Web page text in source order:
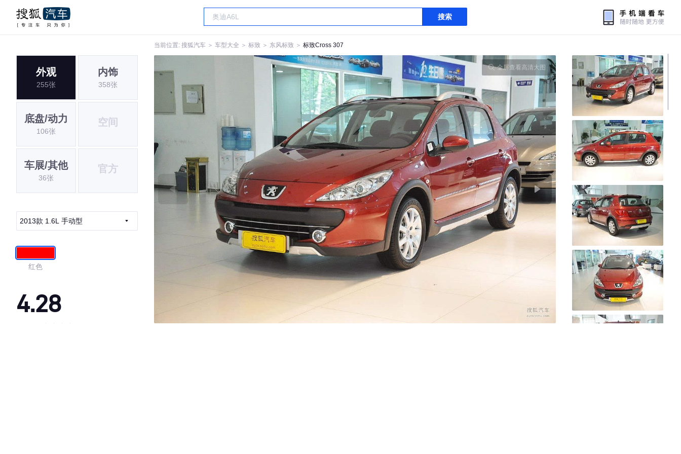
搜索
当前位置: 搜狐汽车 ＞ 车型大全 ＞ 标致 ＞ 东风标致 ＞ 标致Cross 307
外观
255张
内饰
358张
底盘/动力
106张
空间
车展/其他
36张
官方
2013款 1.6L 手动型
红色
4.28
全屏查看高清大图